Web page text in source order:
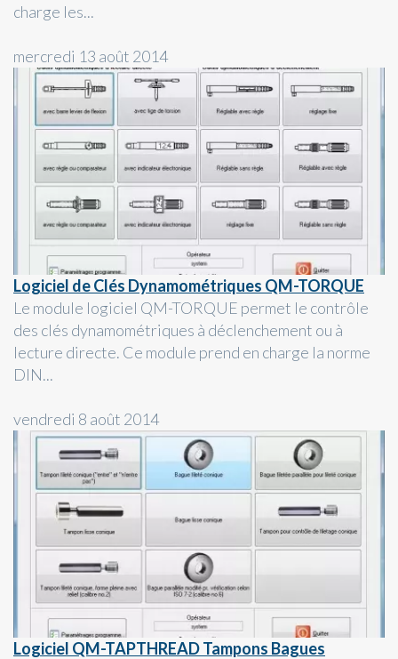
charge les...
mercredi 13 août 2014
Logiciel de Clés Dynamométriques QM-TORQUE
Le module logiciel QM-TORQUE permet le contrôle
des clés dynamométriques à déclenchement ou à
lecture directe. Ce module prend en charge la norme
DIN...
vendredi 8 août 2014
Logiciel QM-TAPTHREAD Tampons Bagues